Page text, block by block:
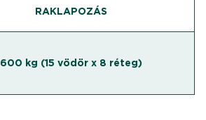
RAKLAPOZÁS
600 kg (15 vödör x 8 réteg)